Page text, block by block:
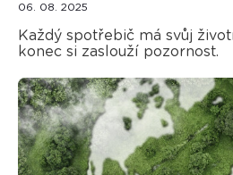
06. 08. 2025
Každý spotřebič má svůj
konec si zaslouží pozornost.